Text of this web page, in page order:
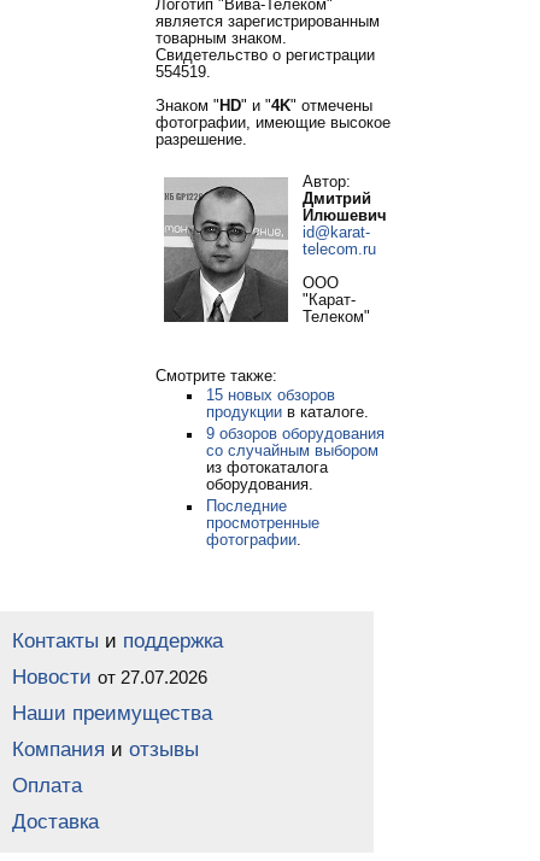
Логотип "Вива-Телеком"
является зарегистрированным
товарным знаком.
Свидетельство о регистрации
554519.
Знаком " HD" и "4K" отмечены
фотографии, имеющие высокое
разрешение.
Автор:
Дмитрий
Илюшевич
id@karat-
telecom.ru
ООО
"Карат-
Телеком"
Смотрите также:
15 новых обзоров
продукциив каталоге.
9 обзоров оборудования
со случайным выбором
из фотокаталога
оборудования.
Последние
просмотренные
фотографии.
Контакты и поддержка
Новости от 27.07.2026
Наши преимущества
Компания и отзывы
Оплата
Доставка